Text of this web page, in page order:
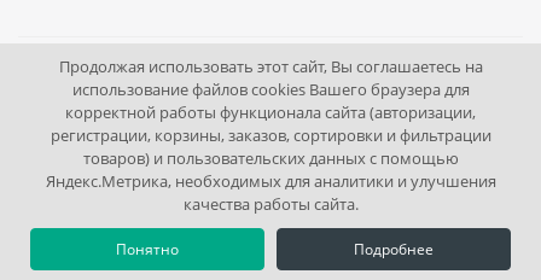
2009 - 2026 © Промышленное оборудование Интернет
портал.
195043, г. Санкт-Петербург, Братская ул, дом 27, литер А,
пом. 4
Продолжая использовать этот сайт, Вы соглашаетесь на
использование файлов cookies Вашего браузера для
корректной работы функционала сайта (авторизации,
регистрации, корзины, заказов, сортировки и фильтрации
товаров) и пользовательских данных с помощью
Яндекс.Метрика, необходимых для аналитики и улучшения
качества работы сайта.
Понятно Подробнее